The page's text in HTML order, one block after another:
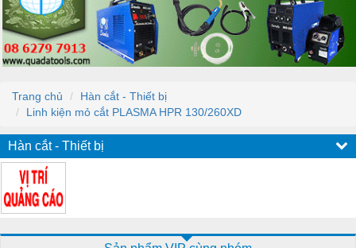
Trang chủ
Hàn cắt - Thiết bị
Linh kiện mỏ cắt PLASMA HPR 130/260XD
Hàn cắt - Thiết bị